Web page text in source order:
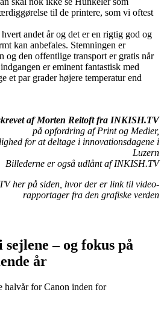
til de printere, som vi oftest
andet år og det er en rigtig god og
kan anbefales. Stemningen er
og den offentlige transport er gratis når
er eminent fantastisk med
et par grader højere temperatur end
af Morten Reitoft fra INKISH.TV
på opfordring af Print og Medier,
for at deltage i innovationsdagene i
Luzern
Billederne er også udlånt af INKISH.TV
her på siden, hvor der er link til video-
rapportager fra den grafiske verden
– og fokus på
år
halvår for Canon inden for